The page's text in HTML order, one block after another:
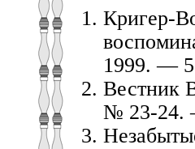
Кригер-
1999. —
Вестник
№ 23-24.